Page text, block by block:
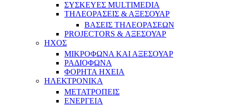
ΣΥΣΚΕΥΕΣ MULTIMEDIA
ΤΗΛΕΟΡΑΣΕΙΣ & ΑΞΕΣΟΥΑΡ
ΒΑΣΕΙΣ ΤΗΛΕΟΡΑΣΕΩΝ
PROJECTORS & ΑΞΕΣΟΥΑΡ
ΗΧΟΣ
ΜΙΚΡΟΦΩΝΑ ΚΑΙ ΑΞΕΣΟΥΑΡ
ΡΑΔΙΟΦΩΝΑ
ΦΟΡΗΤΑ ΗΧΕΙΑ
ΗΛΕΚΤΡΟΝΙΚΑ
ΜΕΤΑΤΡΟΠΕΙΣ
ΕΝΕΡΓΕΙΑ